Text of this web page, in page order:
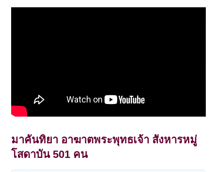
มาคันทิยา อาฆาตพระพุทธเจ้า สังหารหมู่
โสดาบัน 501 คน